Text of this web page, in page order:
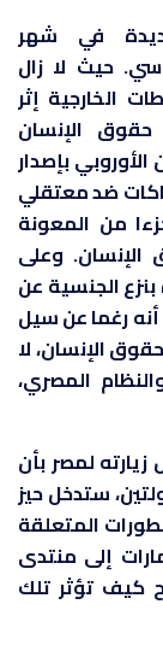
في شهر
حيث لا زال
الخارجية إثر
حقوق الإنسان
بإصدار
ضد معتقلي
من المعونة
وعلى
الجنسية عن
رغما عن سيل
الإنسان، لا
المصري،
لمصر بأن
ستدخل حيز
المتعلقة
إلى منتدى
كيف تؤثر تلك